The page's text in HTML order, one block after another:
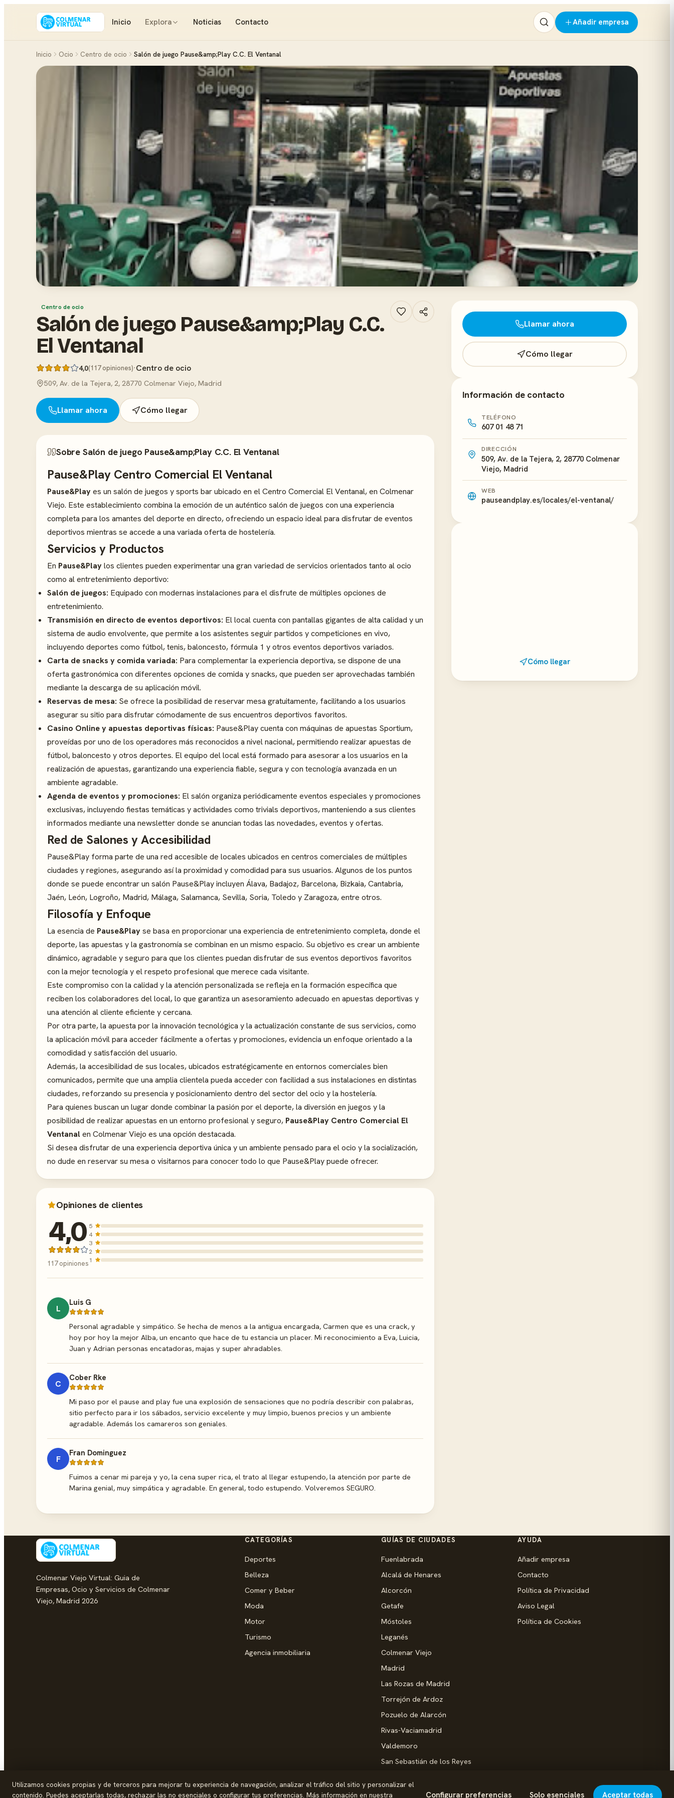
Inicio Explora Noticias Contacto Añadir empresa
Inicio Ocio Centro de ocio Salón de juego Pause&amp;Play C.C. El Ventanal
Centro de ocio
Salón de juego Pause&amp;Play C.C.
El Ventanal
4,0(117 opiniones)·Centro de ocio
509, Av. de la Tejera, 2, 28770 Colmenar Viejo, Madrid
Llamar ahora Cómo llegar
Sobre Salón de juego Pause&amp;Play C.C. El Ventanal
Pause&Play Centro Comercial El Ventanal
Pause&Playes un salón de juegos y sports bar ubicado en el Centro Comercial El Ventanal, en Colmenar
Viejo. Este establecimiento combina la emoción de un auténtico salón de juegos con una experiencia
completa para los amantes del deporte en directo, ofreciendo un espacio ideal para disfrutar de eventos
deportivos mientras se accede a una variada oferta de hostelería.
Servicios y Productos
En Pause&Playlos clientes pueden experimentar una gran variedad de servicios orientados tanto al ocio
como al entretenimiento deportivo:
Salón de juegos: Equipado con modernas instalaciones para el disfrute de múltiples opciones de
entretenimiento.
Transmisión en directo de eventos deportivos: El local cuenta con pantallas gigantes de alta calidad y un
sistema de audio envolvente, que permite a los asistentes seguir partidos y competiciones en vivo,
incluyendo deportes como fútbol, tenis, baloncesto, fórmula 1 y otros eventos deportivos variados.
Carta de snacks y comida variada: Para complementar la experiencia deportiva, se dispone de una
oferta gastronómica con diferentes opciones de comida y snacks, que pueden ser aprovechadas también
mediante la descarga de su aplicación móvil.
Reservas de mesa: Se ofrece la posibilidad de reservar mesa gratuitamente, facilitando a los usuarios
asegurar su sitio para disfrutar cómodamente de sus encuentros deportivos favoritos.
Casino Online y apuestas deportivas físicas: Pause&Play cuenta con máquinas de apuestas Sportium,
proveídas por uno de los operadores más reconocidos a nivel nacional, permitiendo realizar apuestas de
fútbol, baloncesto y otros deportes. El equipo del local está formado para asesorar a los usuarios en la
realización de apuestas, garantizando una experiencia fiable, segura y con tecnología avanzada en un
ambiente agradable.
Agenda de eventos y promociones: El salón organiza periódicamente eventos especiales y promociones
exclusivas, incluyendo fiestas temáticas y actividades como trivials deportivos, manteniendo a sus clientes
informados mediante una newsletter donde se anuncian todas las novedades, eventos y ofertas.
Red de Salones y Accesibilidad
Pause&Play forma parte de una red accesible de locales ubicados en centros comerciales de múltiples
ciudades y regiones, asegurando así la proximidad y comodidad para sus usuarios. Algunos de los puntos
donde se puede encontrar un salón Pause&Play incluyen Álava, Badajoz, Barcelona, Bizkaia, Cantabria,
Jaén, León, Logroño, Madrid, Málaga, Salamanca, Sevilla, Soria, Toledo y Zaragoza, entre otros.
Filosofía y Enfoque
La esencia de Pause&Playse basa en proporcionar una experiencia de entretenimiento completa, donde el
deporte, las apuestas y la gastronomía se combinan en un mismo espacio. Su objetivo es crear un ambiente
dinámico, agradable y seguro para que los clientes puedan disfrutar de sus eventos deportivos favoritos
con la mejor tecnología y el respeto profesional que merece cada visitante.
Este compromiso con la calidad y la atención personalizada se refleja en la formación específica que
reciben los colaboradores del local, lo que garantiza un asesoramiento adecuado en apuestas deportivas y
una atención al cliente eficiente y cercana.
Por otra parte, la apuesta por la innovación tecnológica y la actualización constante de sus servicios, como
la aplicación móvil para acceder fácilmente a ofertas y promociones, evidencia un enfoque orientado a la
comodidad y satisfacción del usuario.
Además, la accesibilidad de sus locales, ubicados estratégicamente en entornos comerciales bien
comunicados, permite que una amplia clientela pueda acceder con facilidad a sus instalaciones en distintas
ciudades, reforzando su presencia y posicionamiento dentro del sector del ocio y la hostelería.
Para quienes buscan un lugar donde combinar la pasión por el deporte, la diversión en juegos y la
posibilidad de realizar apuestas en un entorno profesional y seguro, Pause&Play Centro Comercial El
Ventanalen Colmenar Viejo es una opción destacada.
Si desea disfrutar de una experiencia deportiva única y un ambiente pensado para el ocio y la socialización,
no dude en reservar su mesa o visitarnos para conocer todo lo que Pause&Play puede ofrecer.
Opiniones de clientes
4,0
117 opiniones
5
4
3
2
1
L
Luis G
Personal agradable y simpático. Se hecha de menos a la antigua encargada, Carmen que es una crack, y
hoy por hoy la mejor Alba, un encanto que hace de tu estancia un placer. Mi reconocimiento a Eva, Luicia,
Juan y Adrian personas encatadoras, majas y super ahradables.
C
Cober Rke
Mi paso por el pause and play fue una explosión de sensaciones que no podría describir con palabras,
sitio perfecto para ir los sábados, servicio excelente y muy limpio, buenos precios y un ambiente
agradable. Además los camareros son geniales.
F
Fran Dominguez
Fuimos a cenar mi pareja y yo, la cena super rica, el trato al llegar estupendo, la atención por parte de
Marina genial, muy simpática y agradable. En general, todo estupendo. Volveremos SEGURO.
Llamar ahora
Cómo llegar
Información de contacto
TELÉFONO
607 01 48 71
DIRECCIÓN
509, Av. de la Tejera, 2, 28770 Colmenar
Viejo, Madrid
WEB
pauseandplay.es/locales/el-ventanal/
Cómo llegar
Colmenar Viejo Virtual: Guia de
Empresas, Ocio y Servicios de Colmenar
Viejo, Madrid 2026
CATEGORÍAS
Deportes
Belleza
Comer y Beber
Moda
Motor
Turismo
Agencia inmobiliaria
GUÍAS DE CIUDADES
Fuenlabrada
Alcalá de Henares
Alcorcón
Getafe
Móstoles
Leganés
Colmenar Viejo
Madrid
Las Rozas de Madrid
Torrejón de Ardoz
Pozuelo de Alarcón
Rivas-Vaciamadrid
Valdemoro
San Sebastián de los Reyes
Pinto
AYUDA
Añadir empresa
Contacto
Política de Privacidad
Aviso Legal
Política de Cookies
Utilizamos cookies propias y de terceros para mejorar tu experiencia de navegación, analizar el tráfico del sitio y personalizar el
contenido. Puedes aceptarlas todas, rechazar las no esenciales o configurar tus preferencias. Más información en nuestra
Configurar preferencias Solo esenciales Aceptar todas